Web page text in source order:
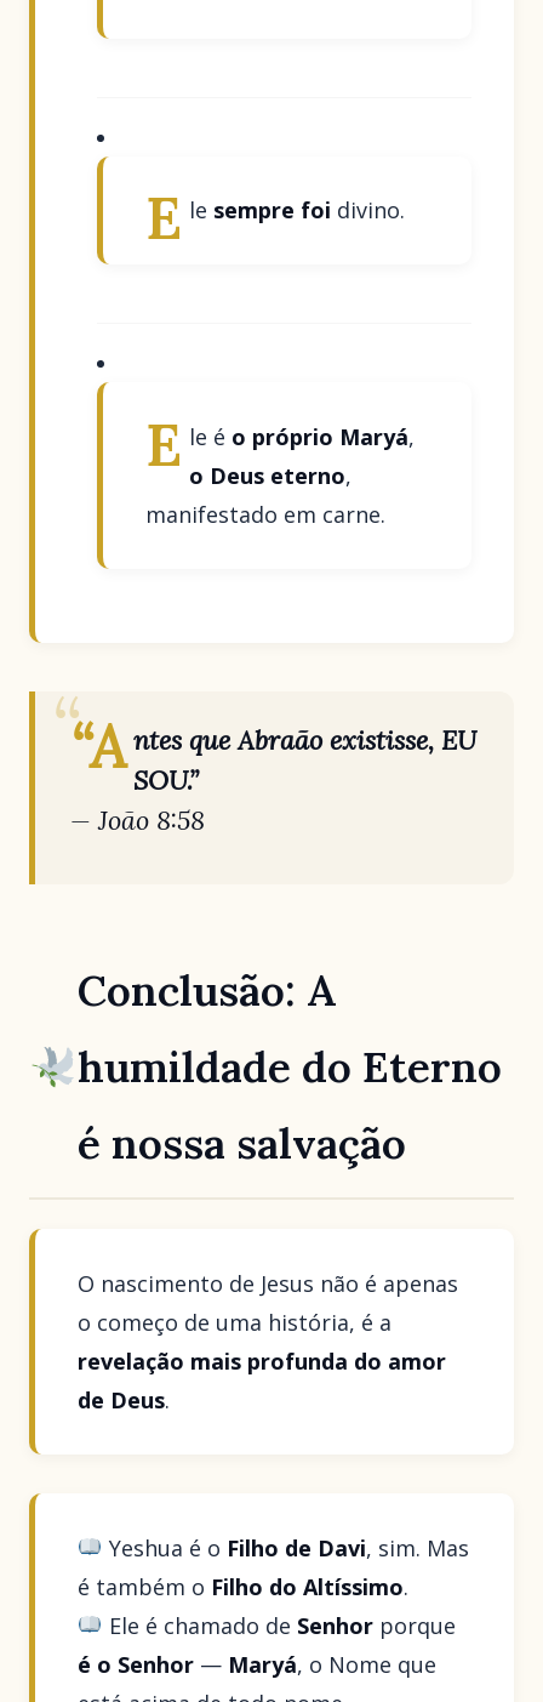
E le sempre foi divino.
E le é o próprio Maryá,
o Deus eterno,
manifestado em carne.
“A ntes que Abraão existisse, EU
SOU.”
—João 8:58
Conclusão: A
humildade do Eterno
é nossa salvação
O nascimento de Jesus não é apenas
o começo de uma história, é a
revelação mais profunda do amor
de Deus.
Yeshua é o Filho de Davi, sim. Mas
é também o Filho do Altíssimo.
Ele é chamado de Senhorporque
é o Senhor — Maryá, o Nome que